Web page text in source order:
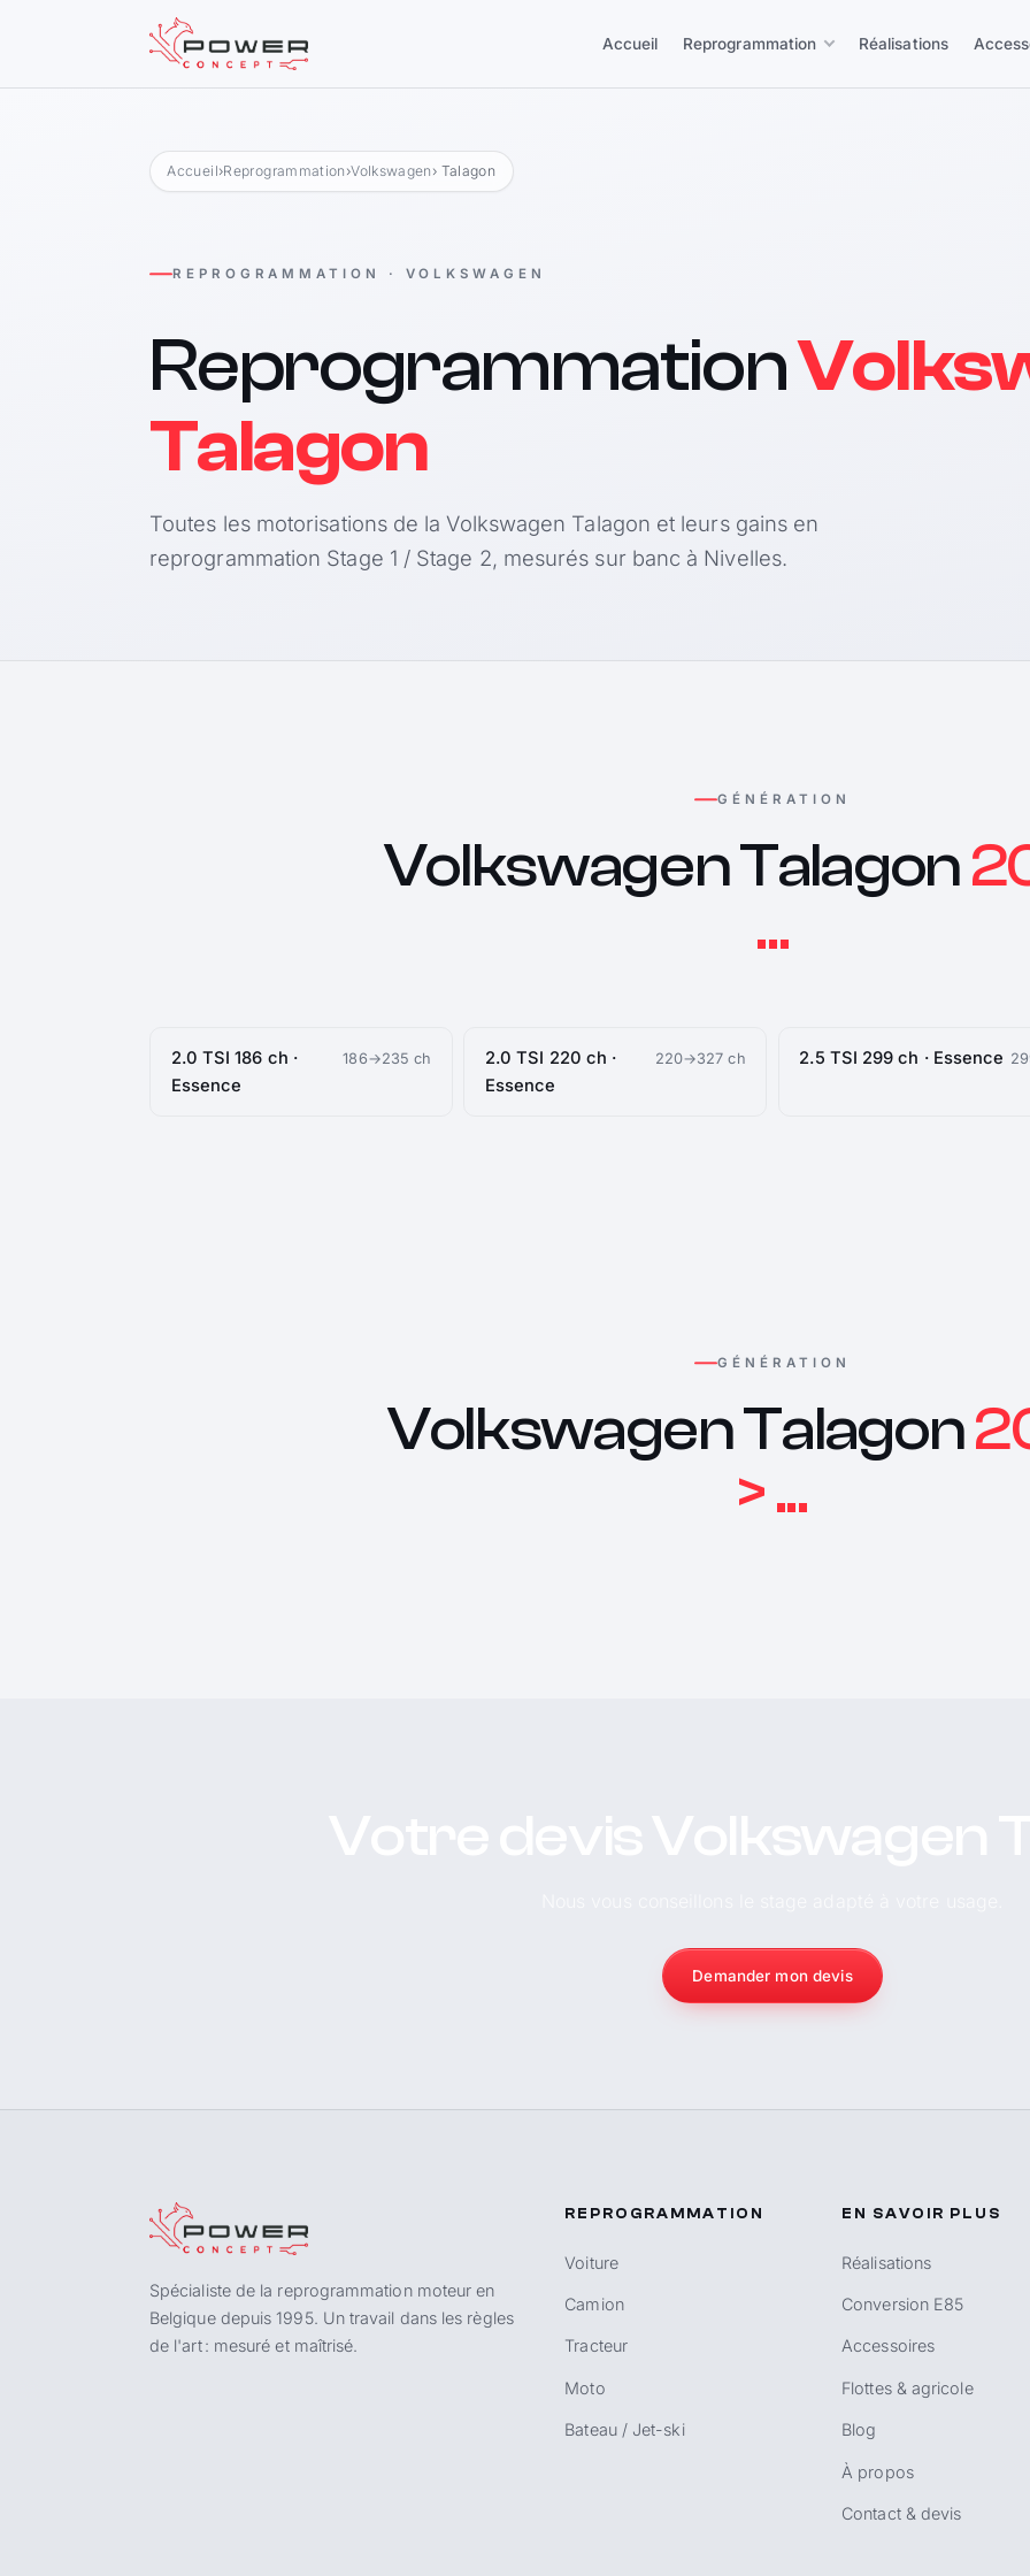
Accueil Reprogrammation Réalisations
Accueil›Reprogrammation ›Volkswagen › Talagon
REPROGRAMMATION · VOLKSWAGEN
Reprogrammation
Talagon
Toutes les motorisations de la Volkswagen Talagon et leurs gains en
reprogrammation Stage 1 / Stage 2, mesurés sur banc à Nivelles.
GÉNÉRATION
Volkswagen Talagon
...
2.0 TSI 186 ch ·
Essence
186→235 ch
2.0 TSI 220 ch ·
Essence
220→327 ch 2.5 TSI 299 ch · Essence
GÉNÉRATION
Volkswagen Talagon
> ...
Demander mon devis
Spécialiste de la reprogrammation moteur en
Belgique depuis 1995. Un travail dans les règles
de l'art : mesuré et maîtrisé.
REPROGRAMMATION
Voiture
Camion
Tracteur
Moto
Bateau / Jet-ski
EN SAVOIR PLUS
Réalisations
Conversion E85
Accessoires
Flottes & agricole
Blog
À propos
Contact & devis